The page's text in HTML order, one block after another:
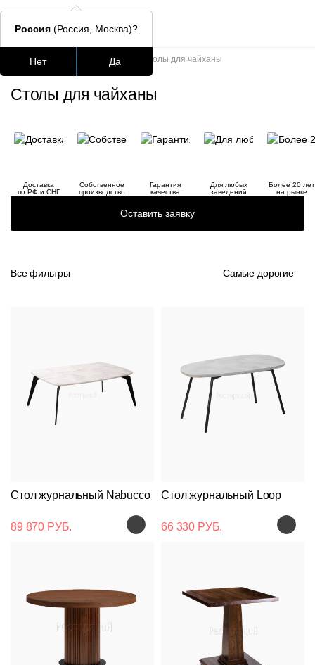
Столешницы
окланд
Главная Столы Столы для чайханы
Столы для чайханы
Доставка
по РФ и СНГ
Собственное
производство
Гарантия
качества
Для любых
заведений
Более 20 лет
на рынке
Оставить заявку
Все фильтры Самые дорогие
Стол журнальный Nabucco
89 870 РУБ.
Стол журнальный Loop
66 330 РУБ.
Россия (Россия, Москва)?
Нет Да